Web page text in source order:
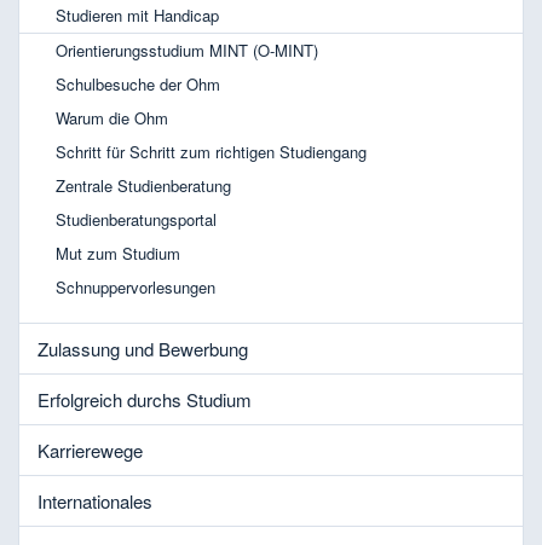
Studieren mit Handicap
Orientierungsstudium MINT (O-MINT)
Schulbesuche der Ohm
Warum die Ohm
Schritt für Schritt zum richtigen Studiengang
Zentrale Studienberatung
Studienberatungsportal
Mut zum Studium
Schnuppervorlesungen
Zulassung und Bewerbung
Erfolgreich durchs Studium
Karrierewege
Internationales